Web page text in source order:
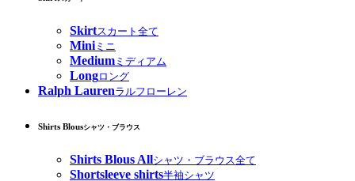
Skirtスカート全て
Miniミニ
Medium ミディアム
Longロング
Ralph Laurenラルフローレン
Shirts Blousシャツ・ブラウス
Shirts Blous Allシャツ・ブラウス全て
Shortsleeve shirts半袖シャツ